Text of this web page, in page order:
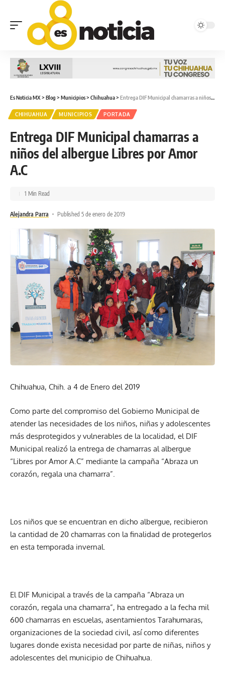
Es Noticia MX> Blog > Municipios> Chihuahua> Entrega DIF Municipal chamarras a niños del albergue Libres por Amor A.C
CHIHUAHUA MUNICIPIOS PORTADA
Entrega DIF Municipal chamarras a
niños del albergue Libres por Amor
A.C
Alejandra Parra Published 5 de enero de 2019
1 Min Read
Chihuahua, Chih. a 4 de Enero del 2019
Como parte del compromiso del Gobierno Municipal de
atender las necesidades de los niños, niñas y adolescentes
más desprotegidos y vulnerables de la localidad, el DIF
Municipal realizó la entrega de chamarras al albergue
“Libres por Amor A.C” mediante la campaña “Abraza un
corazón, regala una chamarra”.
Los niños que se encuentran en dicho albergue, recibieron
la cantidad de 20 chamarras con la finalidad de protegerlos
en esta temporada invernal.
El DIF Municipal a través de la campaña “Abraza un
corazón, regala una chamarra”, ha entregado a la fecha mil
600 chamarras en escuelas, asentamientos Tarahumaras,
organizaciones de la sociedad civil, así como diferentes
lugares donde exista necesidad por parte de niñas, niños y
adolescentes del municipio de Chihuahua.